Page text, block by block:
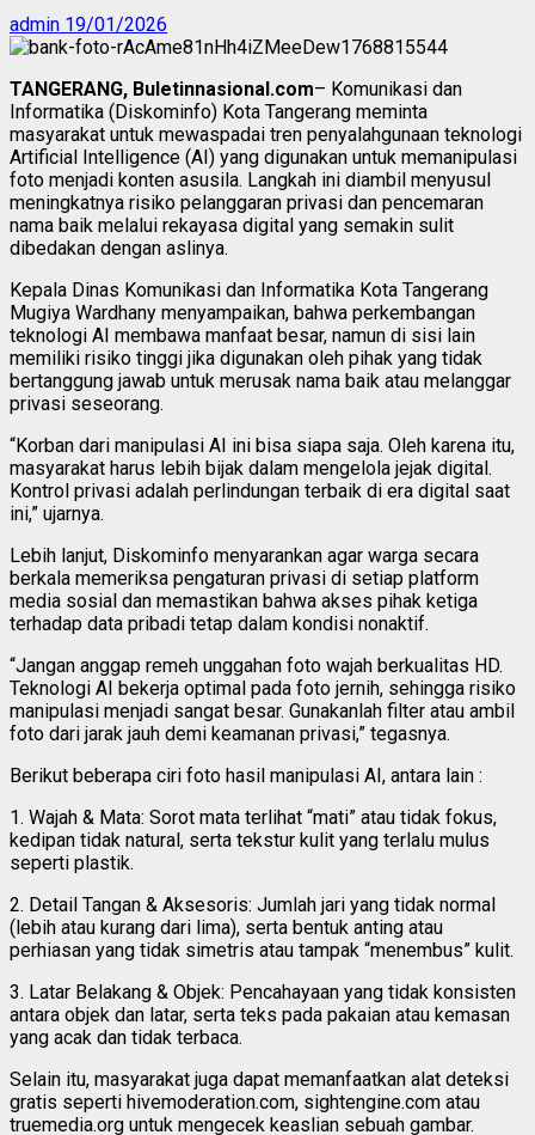
admin 19/01/2026
TANGERANG, Buletinnasional.com– Komunikasi dan
Informatika (Diskominfo) Kota Tangerang meminta
masyarakat untuk mewaspadai tren penyalahgunaan teknologi
Artificial Intelligence (AI) yang digunakan untuk memanipulasi
foto menjadi konten asusila. Langkah ini diambil menyusul
meningkatnya risiko pelanggaran privasi dan pencemaran
nama baik melalui rekayasa digital yang semakin sulit
dibedakan dengan aslinya.
Kepala Dinas Komunikasi dan Informatika Kota Tangerang
Mugiya Wardhany menyampaikan, bahwa perkembangan
teknologi AI membawa manfaat besar, namun di sisi lain
memiliki risiko tinggi jika digunakan oleh pihak yang tidak
bertanggung jawab untuk merusak nama baik atau melanggar
privasi seseorang.
“Korban dari manipulasi AI ini bisa siapa saja. Oleh karena itu,
masyarakat harus lebih bijak dalam mengelola jejak digital.
Kontrol privasi adalah perlindungan terbaik di era digital saat
ini,” ujarnya.
Lebih lanjut, Diskominfo menyarankan agar warga secara
berkala memeriksa pengaturan privasi di setiap platform
media sosial dan memastikan bahwa akses pihak ketiga
terhadap data pribadi tetap dalam kondisi nonaktif.
“Jangan anggap remeh unggahan foto wajah berkualitas HD.
Teknologi AI bekerja optimal pada foto jernih, sehingga risiko
manipulasi menjadi sangat besar. Gunakanlah filter atau ambil
foto dari jarak jauh demi keamanan privasi,” tegasnya.
Berikut beberapa ciri foto hasil manipulasi AI, antara lain :
1. Wajah & Mata: Sorot mata terlihat “mati” atau tidak fokus,
kedipan tidak natural, serta tekstur kulit yang terlalu mulus
seperti plastik.
2. Detail Tangan & Aksesoris: Jumlah jari yang tidak normal
(lebih atau kurang dari lima), serta bentuk anting atau
perhiasan yang tidak simetris atau tampak “menembus” kulit.
3. Latar Belakang & Objek: Pencahayaan yang tidak konsisten
antara objek dan latar, serta teks pada pakaian atau kemasan
yang acak dan tidak terbaca.
Selain itu, masyarakat juga dapat memanfaatkan alat deteksi
gratis seperti hivemoderation.com, sightengine.com atau
truemedia.org untuk mengecek keaslian sebuah gambar.